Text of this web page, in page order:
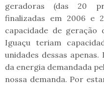
geradoras (das 20
finalizadas em 2006 e
capacidade de geração
Iguaçu teriam
unidades dessas
da energia demandada
nossa demanda. Por